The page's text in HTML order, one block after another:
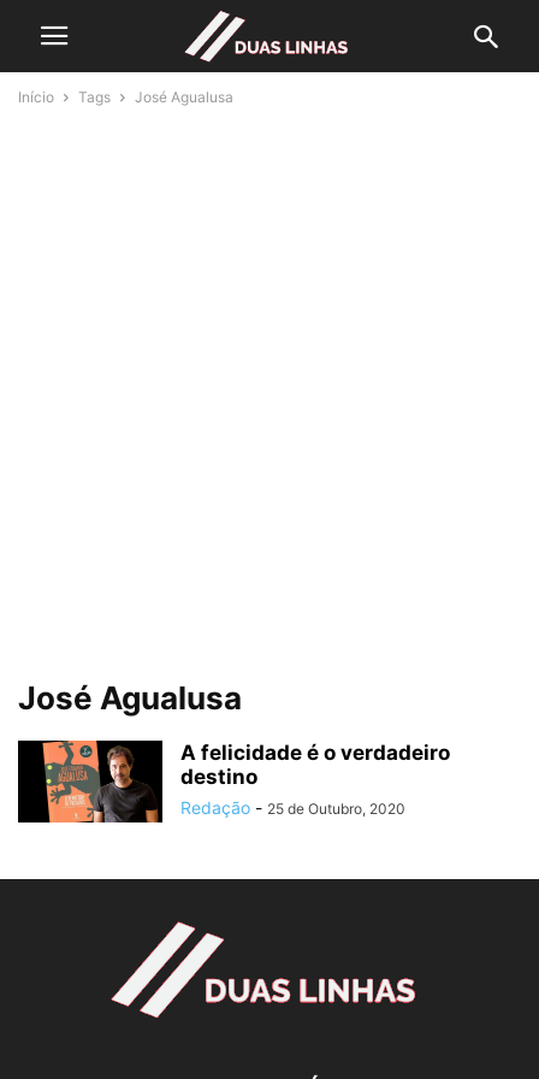
Início Tags José Agualusa
José Agualusa
A felicidade é o verdadeiro
destino
Redação - 25 de Outubro, 2020